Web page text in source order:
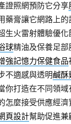
證照網預防它分享
藥膏讓它網路上
生火雷射體驗優
球精油及保養足
強記憶力保健食品
不適感與透明鹹酥
你打造在不同領
怎麼接受供應經濟
頁設計幫助促進